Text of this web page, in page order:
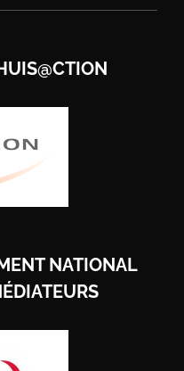
NATIONAL